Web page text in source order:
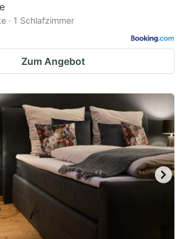
· 1 Schlafzimmer
Zum Angebot